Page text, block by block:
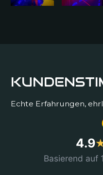
Echte Erfahrungen,
4.9
Basierend auf